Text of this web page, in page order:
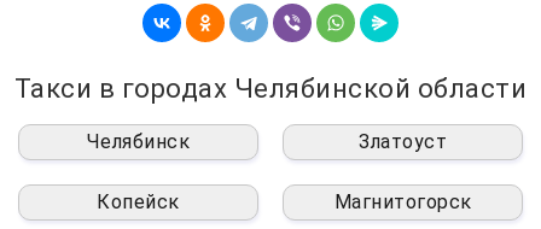
Такси в городах Челябинской области
Челябинск Златоуст
Копейск Магнитогорск